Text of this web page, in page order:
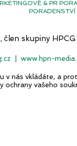
& PR
člen skupiny
| www.hpn-
v nás vkládáte, a
ochrany vašeho